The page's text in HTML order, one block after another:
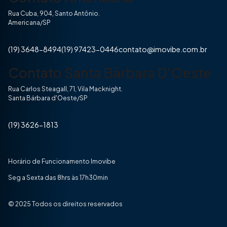
Rua Cuba, 904, Santo Antônio.
Americana/SP
(19) 3648-8494(19) 97423-0446contato@imovibe.com.br
Contato Santa Bárbara D'Oeste
Rua Carlos Steagall, 71, Vila Macknight.
Santa Bárbara d'Oeste/SP
(19) 3626-1813
Horário de Funcionamento Imovibe
Seg a Sexta das 8hrs às 17h30min
© 2025 Todos os direitos reservados